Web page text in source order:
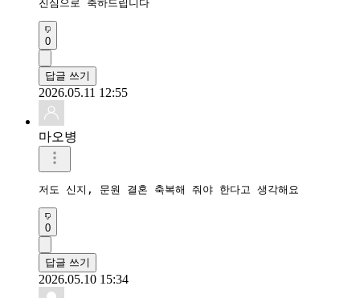
진심으로 축하드립니다
0
답글 쓰기
2026.05.11 12:55
마오병
저도 신지, 문원 결혼 축복해 줘야 한다고 생각해요
0
답글 쓰기
2026.05.10 15:34